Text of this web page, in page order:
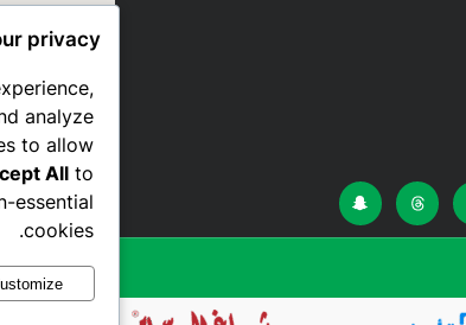
privacy
analyze
to allow
All to
essential
cookies.